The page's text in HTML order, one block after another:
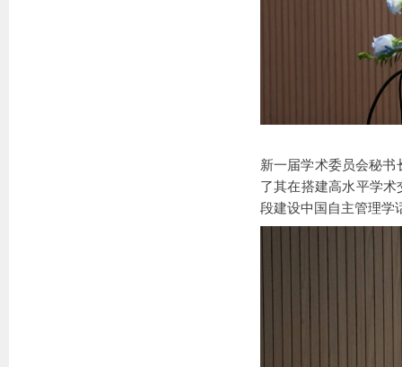
新一届学术委员会秘
了其在搭建高水平学
段建设中国自主管理学